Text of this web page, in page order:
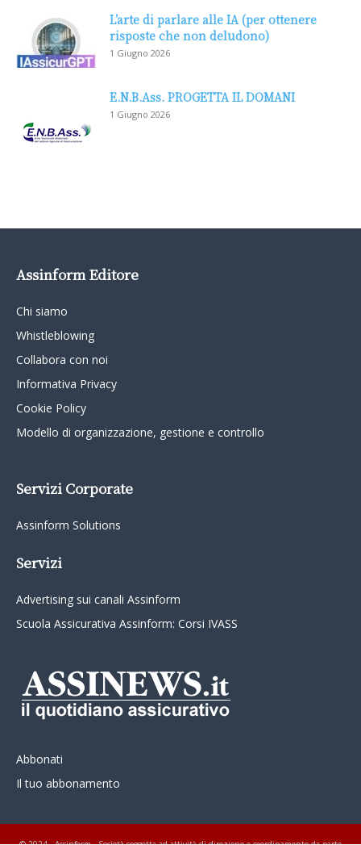
L’arte di parlare alle IA (per ottenere
risposte che non deludono)
1 Giugno 2026
E.N.B.Ass. PROGETTA IL DOMANI
1 Giugno 2026
Assinform Editore
Chi siamo
Whistleblowing
Collabora con noi
Informativa Privacy
Cookie Policy
Modello di organizzazione, gestione e controllo
Servizi Corporate
Assinform Solutions
Servizi
Advertising sui canali Assinform
Scuola Assicurativa Assinform: Corsi IVASS
Abbonati
Il tuo abbonamento